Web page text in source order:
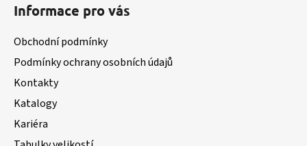
k
Informace pro vás
Obchodní podmínky
Podmínky ochrany osobních údajů
Kontakty
Katalogy
Kariéra